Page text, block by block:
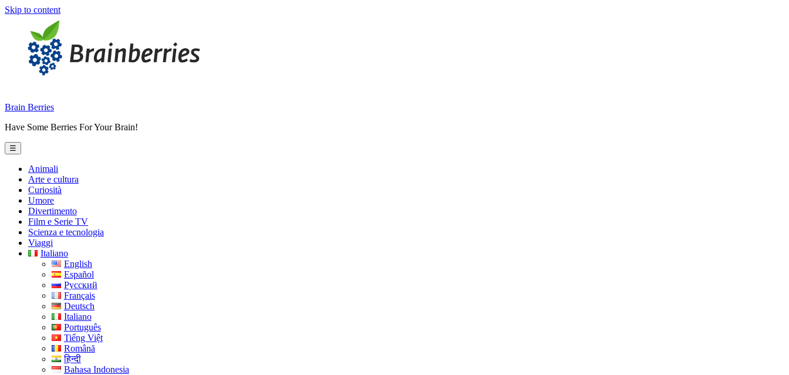
Skip to content
Brain Berries
Have Some Berries For Your Brain!
☰
Animali
Arte e cultura
Curiosità
Umore
Divertimento
Film e Serie TV
Scienza e tecnologia
Viaggi
Italiano
English
Español
Русский
Français
Deutsch
Italiano
Português
Tiếng Việt
Română
हिन्दी
Bahasa Indonesia